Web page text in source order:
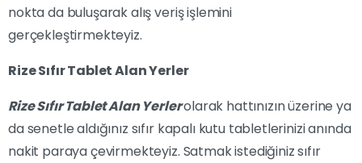
nokta da buluşarak alış veriş işlemini
gerçekleştirmekteyiz.
Rize Sıfır Tablet Alan Yerler
Rize Sıfır Tablet Alan Yerlerolarak hattınızın üzerine ya
da senetle aldığınız sıfır kapalı kutu tabletlerinizi anında
nakit paraya çevirmekteyiz. Satmak istediğiniz sıfır